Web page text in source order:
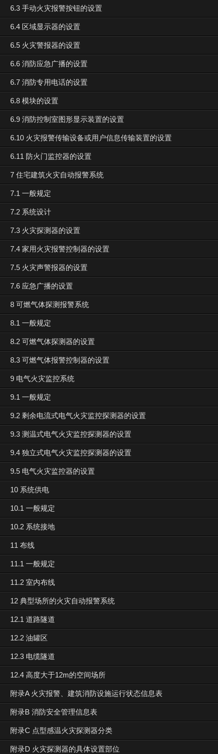
6.3 手动火灾报警按钮的设置
6.4 区域显示器的设置
6.5 火灾警报器的设置
6.6 消防应急广播的设置
6.7 消防专用电话的设置
6.8 模块的设置
6.9 消防控制室图形显示装置的设置
6.10 火灾报警传输设备或用户信息传输装置的设置
6.11 防火门监控器的设置
7 住宅建筑火灾自动报警系统
7.1 一般规定
7.2 系统设计
7.3 火灾探测器的设置
7.4 家用火灾报警控制器的设置
7.5 火灾声警报器的设置
7.6 应急广播的设置
8 可燃气体探测报警系统
8.1 一般规定
8.2 可燃气体探测器的设置
8.3 可燃气体报警控制器的设置
9 电气火灾监控系统
9.1 一般规定
9.2 剩余电流式电气火灾监控探测器的设置
9.3 测温式电气火灾监控探测器的设置
9.4 独立式电气火灾监控探测器的设置
9.5 电气火灾监控器的设置
10 系统供电
10.1 一般规定
10.2 系统接地
11 布线
11.1 一般规定
11.2 室内布线
12 典型场所的火灾自动报警系统
12.1 道路隧道
12.2 油罐区
12.3 电缆隧道
12.4 高度大于12m的空间场所
附录A 火灾报警、建筑消防设施运行状态信息表
附录B 消防安全管理信息表
附录C 点型感温火灾探测器分类
附录D 火灾探测器的具体设置部位